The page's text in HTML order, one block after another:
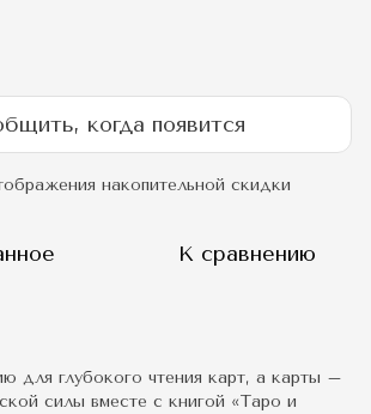
когда появится
накопительной скидки
К сравнению
для глубокого чтения карт, а карты –
силы вместе с книгой «Таро и